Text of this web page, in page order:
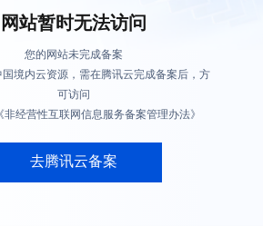
网站暂时无法访问
您的网站未完成备案
境内云资源，需在腾讯云完成备案后，方
可访问
非经营性互联网信息服务备案管理办法》
去腾讯云备案